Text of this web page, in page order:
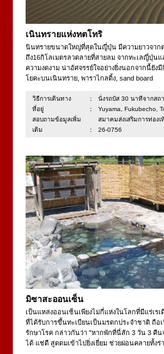
เนินทรายแห่งทตโทริ
นินทรายขนาดใหญ่ที่สุดในญี่ปุ่น มีความยาวจาก
ถึง16กิโลเมตรลวดลายที่สายลม จากทะเลญี่ปุ่น
ความงดงาม น่าอัศจรรย์ใจอย่างยิ่งนอกจากนี้ยัง
โยคะบนเนินทราย, พาราไกลดิ้ง, sand board
วิธีการเดินทาง：
นั่งรถบัส 30 นาทีจากสถ
ที่อยู่：
Yuyama, Fukubecho,
สอบถามข้อมูลเพิ่ม
เติม：
สมาคมส่งเสริมการท่อง
26-0756
มิซาสะออนเซ็น
เป็นแหล่งออนเซ็นเพียงไม่กี่แห่งในโลกที่มีแร่เร
ที่ได้รับการขึ้นทะเบียนเป็นมรดกประจำชาติ ถือ
รักษาโรค กล่าวกันว่า "หากพักที่นี่สัก 3 วัน 3 คื
ได้ แช่ดี สูดดมเข้าไปยิ่งเยี่ยม ช่วยผ่อนคลายทั้งร่